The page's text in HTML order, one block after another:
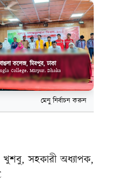
কলেজ, মিরপুর, ঢাকা
College, Mirpur, Dhaka
মেনু নির্বাচন করুন
খুশবু, সহকারী অধ্যাপক,